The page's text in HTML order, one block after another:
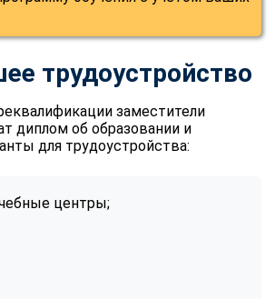
трудоустройство
заместители
диплом об образовании и
для трудоустройства:
центры;
через любой удобный мессенджер!
WhatsApp